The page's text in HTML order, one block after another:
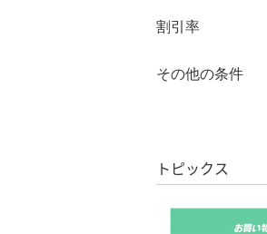
バッグ
シューズ・靴
クリア
絞り込み
割引率
％OFF～
その他の条件
クリア
トピックス